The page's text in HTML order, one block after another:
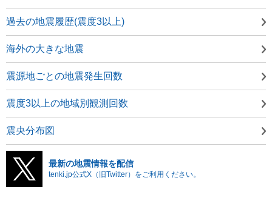
過去の地震履歴(震度3以上)
海外の大きな地震
震源地ごとの地震発生回数
震度3以上の地域別観測回数
震央分布図
最新の地震情報を配信
tenki.jp公式X（旧Twitter）をご利用ください。